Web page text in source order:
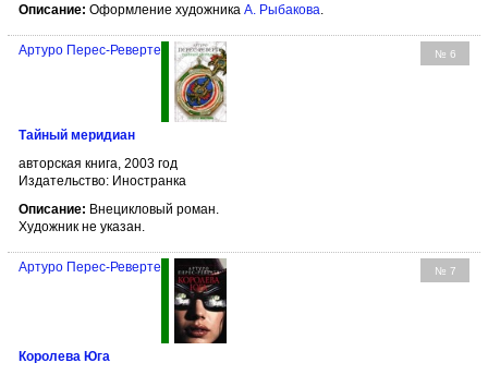
Описание: Оформление художника А. Рыбакова
№ 6
Артуро Перес-Реверте
Тайный меридиан
авторская книга, 2003 год
Издательство: Иностранка
Описание: Внецикловый роман.
Художник не указан.
№ 7
Артуро Перес-Реверте
Королева Юга